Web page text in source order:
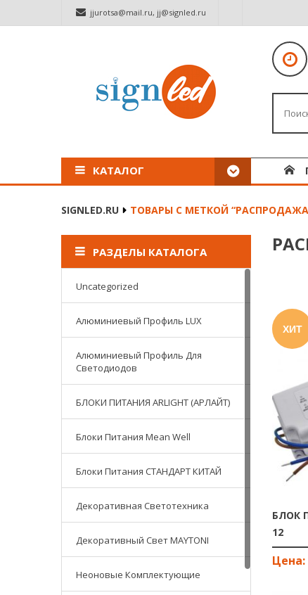
jjurotsa@mail.ru, jj@signled.ru
КАТАЛОГ
SIGNLED.RU ТОВАРЫ С МЕТКОЙ
РАЗДЕЛЫ КАТАЛОГА
Uncategorized
Алюминиевый Профиль LUX
Алюминиевый Профиль Для
Светодиодов
БЛОКИ ПИТАНИЯ ARLIGHT (АРЛАЙТ)
Блоки Питания Mean Well
Блоки Питания СТАНДАРТ КИТАЙ
Декоративная Светотехника
Декоративный Свет MAYTONI
Неоновые Комплектующие
ХИТ
БЛОК
12